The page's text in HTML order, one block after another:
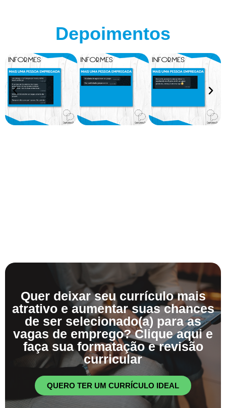
Depoimentos
Quer deixar seu currículo mais
atrativo e aumentar suas chances
de ser selecionado(a) para as
vagas de emprego? Clique aqui e
faça sua formatação e revisão
curricular
QUERO TER UM CURRÍCULO IDEAL